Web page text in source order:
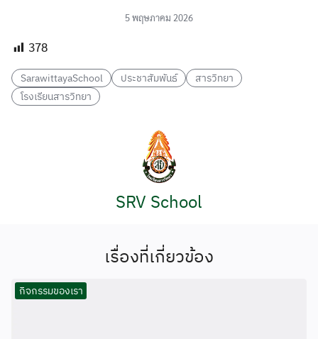
5 พฤษภาคม 2026
378
SarawittayaSchool ประชาสัมพันธ์
สารวิทยา
โรงเรียนสารวิทยา
SRV School
เรื่องที่เกี่ยวข้อง
กิจกรรมของเรา